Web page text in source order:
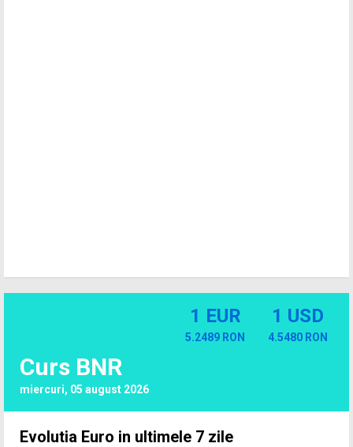
Curs BNR
miercuri, 05 august 2026
1 EUR
5.2489 RON
1 USD
4.5480 RON
Evolutia Euro in ultimele 7 zile